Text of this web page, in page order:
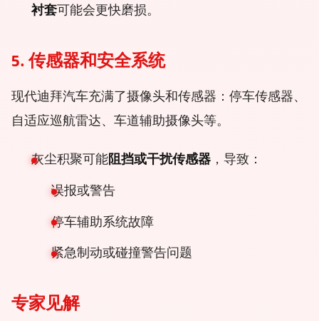
衬套可能会更快磨损。
5. 传感器和安全系统
现代迪拜汽车充满了摄像头和传感器：停车传感器、
自适应巡航雷达、车道辅助摄像头等。
灰尘积聚可能阻挡或干扰传感器 ，导致：
误报或警告
停车辅助系统故障
紧急制动或碰撞警告问题
专家见解